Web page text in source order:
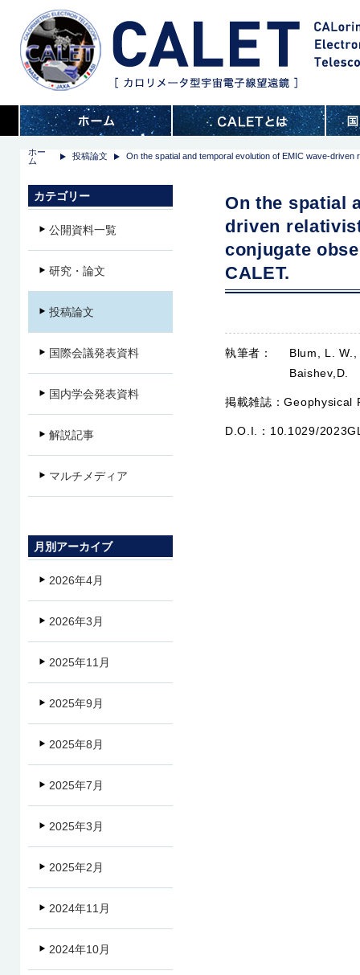
ホー
ム
投稿論文 On the spatial and temporal evolution of EMIC
On the spatial
driven
conjugate
CALET.
執筆者：
Blum, L.
Baishev,D.
掲載雑誌：Geophysical
D.O.I.： 10.1029/
カテゴリー
公開資料一覧
研究・論文
投稿論文
国際会議発表資料
国内学会発表資料
解説記事
マルチメディア
月別アーカイブ
2026年4月
2026年3月
2025年11月
2025年9月
2025年8月
2025年7月
2025年3月
2025年2月
2024年11月
2024年10月